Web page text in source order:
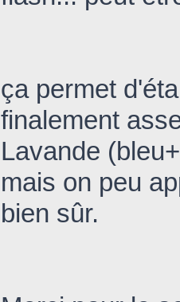
ça permet
finalement
Lavande
mais on peu
bien sûr.